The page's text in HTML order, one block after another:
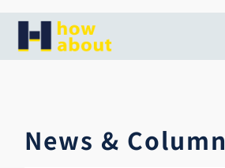
内
を
News & Column